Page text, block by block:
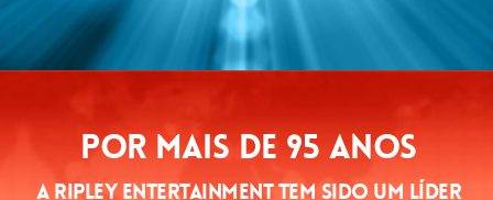
POR MAIS DE 95 ANOS
A RIPLEY ENTERTAINMENT TEM SIDO UM LÍDER